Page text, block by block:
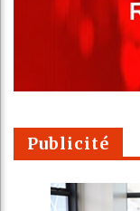
Publicité